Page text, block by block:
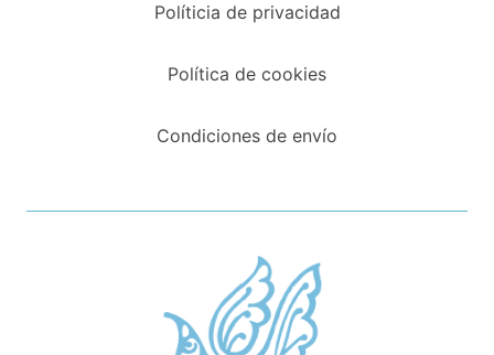
Políticia de privacidad
Política de cookies
Condiciones de envío